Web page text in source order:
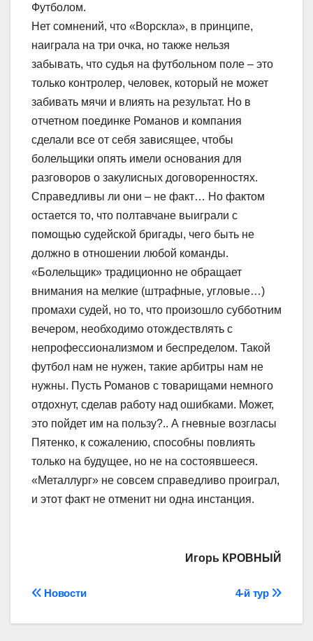
Футболом.
Нет сомнений, что «Ворскла», в принципе,
наиграла на три очка, но также нельзя
забывать, что судья на футбольном поле – это
только контролер, человек, который не может
забивать мячи и влиять на результат. Но в
отчетном поединке Романов и компания
сделали все от себя зависящее, чтобы
болельщики опять имели основания для
разговоров о закулисных договоренностях.
Справедливы ли они – не факт… Но фактом
остается то, что полтавчане выиграли с
помощью судейской бригады, чего быть не
должно в отношении любой команды.
«Болельщик» традиционно не обращает
внимания на мелкие (штрафные, угловые…)
промахи судей, но то, что произошло субботним
вечером, необходимо отождествлять с
непрофессионализмом и беспределом. Такой
футбол нам не нужен, такие арбитры нам не
нужны. Пусть Романов с товарищами немного
отдохнут, сделав работу над ошибками. Может,
это пойдет им на пользу?.. А гневные возгласы
Пятенко, к сожалению, способны повлиять
только на будущее, но не на состоявшееся.
«Металлург» не совсем справедливо проиграл,
и этот факт не отменит ни одна инстанция.
Игорь КРОВНЫЙ
Навігація
записів
4-й тур
Новости